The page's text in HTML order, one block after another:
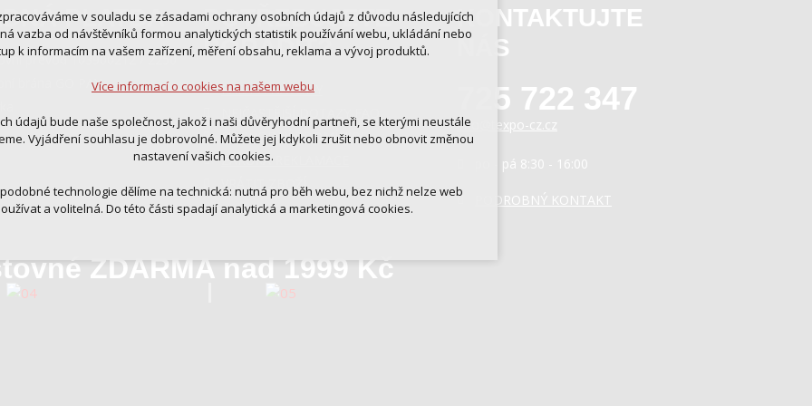
PLATBA
převod 103900212 / 2250
brána GO PAY
POTŘEBUJETE
PORADIT?
RADY A NÁVODY
NEJČASTĚJŠÍ DOTAZY FAQ
OBCHODNÍ PODMÍNKY
ZÁRUKA REKLAMACE
VRÁTIT ZBOŽÍ
KONTAKTUJTE
NÁS
725 722 347
info@texpo-cz.cz
po - pá 8:30 - 16:00
PODROBNÝ KONTAKT
ZDARMA nad 1999 Kč
pro provozování webu
kontextu stránek (session): případná přihlášení, volby jazyka, apod.
pro anonymizované vyhodnocení návštěvnosti
cookies (Google, Ecomail, Sklik, Smartsupp, Heureka)
Více informací o cookies na našem webu
Odmítnout vše
v souladu se zásadami ochrany osobních údajů z důvodu následujících
vazba od návštěvníků formou analytických statistik používání webu, ukládání nebo
k informacím na vašem zařízení, měření obsahu, reklama a vývoj produktů.
Více informací o cookies na našem webu
údajů bude naše společnost, jakož i naši důvěryhodní partneři, se kterými neustále
Vyjádření souhlasu je dobrovolné. Můžete jej kdykoli zrušit nebo obnovit změnou
nastavení vašich cookies.
technologie dělíme na technická: nutná pro běh webu, bez nichž nelze web
a volitelná. Do této části spadají analytická a marketingová cookies.